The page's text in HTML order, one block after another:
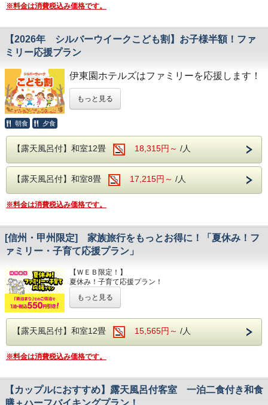
ご飯、味噌汁、サラダなど様々な種類をご用
ご夕食時はアルコールも含め飲み放題無料!!
リンク等のお飲み物をご自由にお飲みいただ
けます。
朝食はバイキングスタイルでご提供いたしま
【大浴場】
大浴場の入り口手前には、浮舞台「三条夫
人」がございます。
見る角度により表情を変えるのが魅力とな
り、風情溢れる当館の魅力の1つとなりま
す。
温泉は、ブドウ園から湧いた石和温泉。
アルカリ性のトロトロした湯が特徴で、クレ
ンジング効果により肌の汚れを落とす美肌の
湯となります。
【館内施設】
・無料予約制カラオケ
夏休み限定メニュー
開催日程
令和８年８月１日（土）～８月３１日（月）
【お食事】
ご夕食時には創作和食膳＋約20種のハーフバイキングメニ
ハーフバイキングでは、山梨の郷土料理のほうとうや、寿
様々な種類をご用意しております。
ご夕食時はアルコールも含め飲み放題無料!!
み物をご自由にお飲みいただけます。
【大浴場】
大浴場の入り口手前には、浮舞台「三条夫人」がございま
見る角度により表情を変えるのが魅力となり、風情溢れる当
館の魅力の1つとなります。
温泉は、ブドウ園から湧いた石和温泉。
アルカリ性のトロトロした湯が特徴で、クレンジング効果に
・無料予約制卓球
※客室露天風呂は沸かし湯となります。
※料金は消費税込み価格です。
【2026年 シルバーウイークこども割】お子様半額！ファ
ミリー応援プラン
伊東園ホテルズはファミリーを応援します！
割』は
なんと、一泊二食付きのプランのこども料金
が通常時の半額に！
期間限定ですので、ぜひこの機会に家族旅行
をお楽しみください！
幼児(3歳～小学生未満） 大人の50％→25％
【近隣観光スポット】
・山梨県立リニア見学センター
リニアの乗車体験やリニアの仕組みを学べ
※9月24日（木）・9月28日（月）は休館
日
・山梨県立科学館 ※臨時休館日があ
る場合があります
もっと見る
朝食 夕食
【露天風呂付】和室12畳 18,315円～ /人
【露天風呂付】和室8畳 17,215円～ /人
※料金は消費税込み価格です。
[信州・甲州限定] 家族旅行をもっとお得に！「夏休み！フ
ァミリー・子育て応援プラン」
【ＷＥＢ限定！】
夏休み！子育て応援プラン！
幼児（3歳以上）・小学生のお子様がいるご家族限定！
この夏、子育て世代を応援する特別プランとして、宿泊料金
を最大限まで抑えた
「お食事なし・素泊まりプラン」
をご用
さらに、このプランでご予約いただくと、通常の素泊まりプ
＼お一人様あたり500円引き！
「できるだけ安く旅行したい！」というご家族にぴったり
の、おトクな特別プランです。
もっと見る
【露天風呂付】和室12畳 15,565円～ /人
※料金は消費税込み価格です。
【カップルにおすすめ】露天風呂付客室 一泊二食付き和食
膳＋ハーフバイキングプラン！